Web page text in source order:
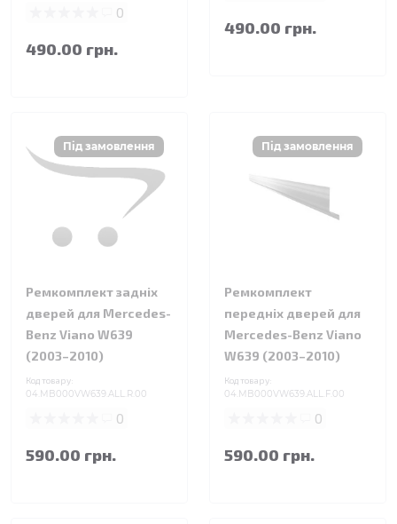
0
490.00 грн.
490.00 грн.
Ремкомплект задніх
дверей для Mercedes-
Benz Viano W639
(2003–2010)
Код товару:
04.MB000VW639.ALL.R.00
0
590.00 грн.
Ремкомплект
передніх дверей для
Mercedes-Benz Viano
W639 (2003–2010)
Код товару:
04.MB000VW639.ALL.F.00
0
590.00 грн.